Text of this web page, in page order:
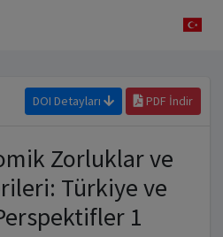
DOI Detayları PDF İndir
Zorluklar ve
Türkiye ve
1